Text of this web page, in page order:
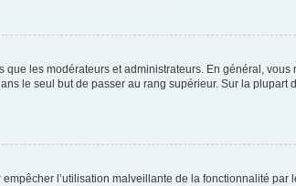
les modérateurs et administrateurs. En général, vous
le seul but de passer au rang supérieur. Sur la plupart
l’utilisation malveillante de la fonctionnalité par